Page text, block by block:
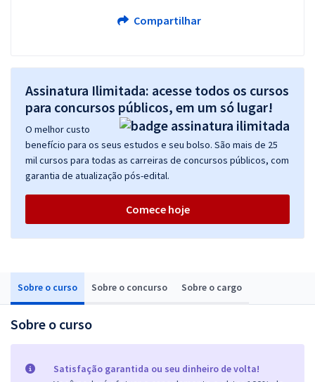
Sobre o curso Sobre o concurso Sobre o cargo
Sobre o curso
Satisfação garantida ou seu dinheiro de volta!
Compartilhar
Assinatura Ilimitada: acesse todos os cursos
para concursos públicos, em um só lugar!
O melhor custo
benefício para os seus estudos e seu bolso. São mais de 25
mil cursos para todas as carreiras de concursos públicos, com
garantia de atualização pós-edital.
Comece hoje